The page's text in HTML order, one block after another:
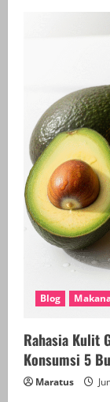
Blog
Rahasia Kulit
Konsumsi 5
Maratus